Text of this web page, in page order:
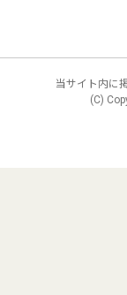
当サイト内に
(C)